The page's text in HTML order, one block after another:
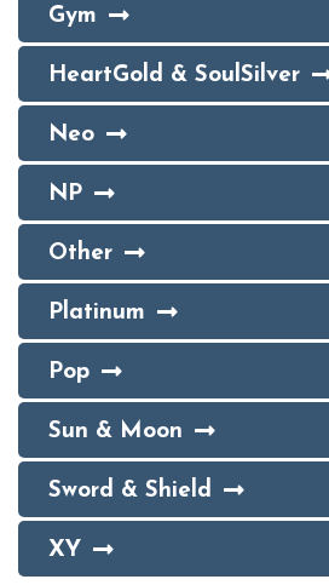
Gym
HeartGold & SoulSilver
Neo
NP
Other
Platinum
Pop
Sun & Moon
Sword & Shield
XY